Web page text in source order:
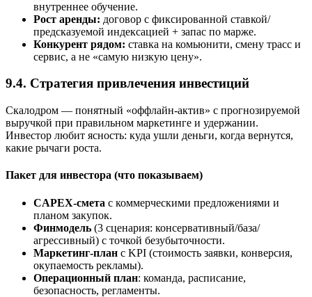
внутреннее обучение.
Рост аренды: договор с фиксированной ставкой/
предсказуемой индексацией + запас по марже.
Конкурент рядом: ставка на комьюнити, смену трасс и
сервис, а не «самую низкую цену».
9.4. Стратегия привлечения инвестиций
Скалодром — понятный «оффлайн-актив» с прогнозируемой
выручкой при правильном маркетинге и удержании.
Инвестор любит ясность: куда ушли деньги, когда вернутся,
какие рычаги роста.
Пакет для инвестора (что показываем)
CAPEX-смета с коммерческими предложениями и
планом закупок.
Финмодель (3 сценария: консервативный/база/
агрессивный) с точкой безубыточности.
Маркетинг-план с KPI (стоимость заявки, конверсия,
окупаемость рекламы).
Операционный план: команда, расписание,
безопасность, регламенты.